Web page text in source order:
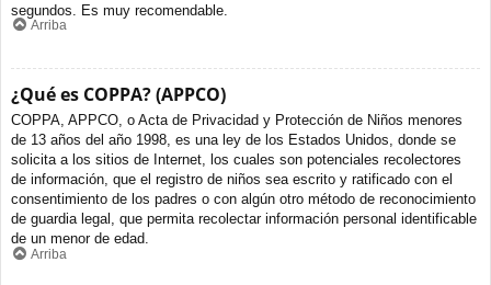
segundos. Es muy recomendable.
Arriba
¿Qué es COPPA? (APPCO)
COPPA, APPCO, o Acta de Privacidad y Protección de Niños menores
de 13 años del año 1998, es una ley de los Estados Unidos, donde se
solicita a los sitios de Internet, los cuales son potenciales recolectores
de información, que el registro de niños sea escrito y ratificado con el
consentimiento de los padres o con algún otro método de reconocimiento
de guardia legal, que permita recolectar información personal identificable
de un menor de edad.
Arriba